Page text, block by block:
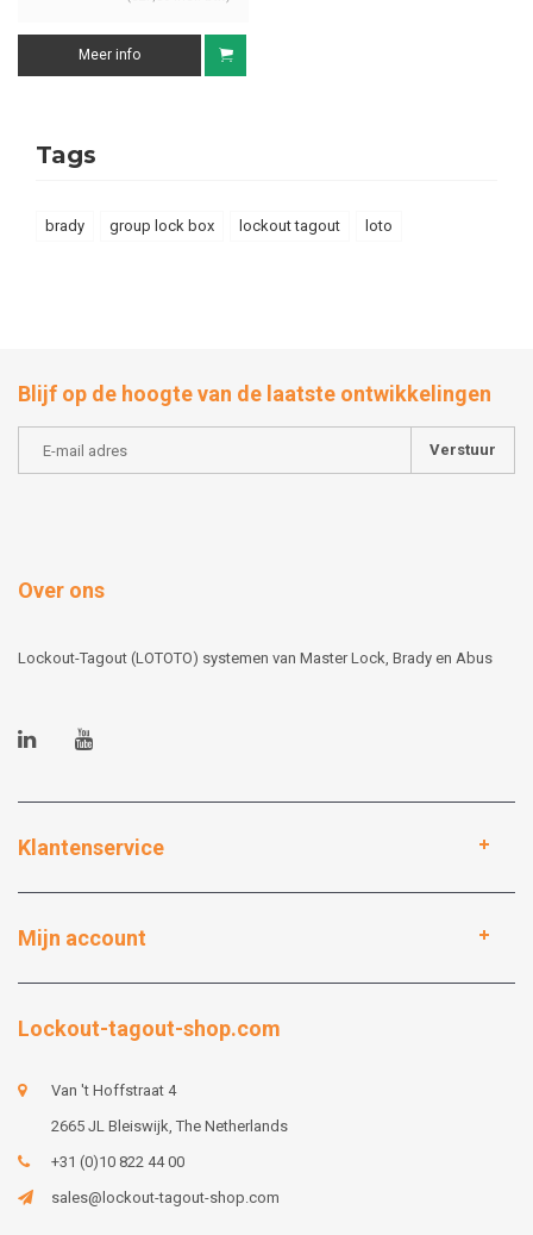
Meer info
Tags
brady group lock box lockout tagout loto
Blijf op de hoogte van de laatste ontwikkelingen
Verstuur
Over ons
Lockout-Tagout (LOTOTO) systemen van Master Lock, Brady en Abus
Klantenservice
Mijn account
Lockout-tagout-shop.com
Van 't Hoffstraat 4
2665 JL Bleiswijk, The Netherlands
+31 (0)10 822 44 00
sales@lockout-tagout-shop.com